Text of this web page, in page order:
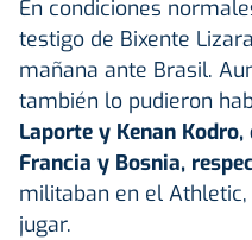
En condiciones
testigo de Bixente
mañana ante Brasil.
también lo pudieron
Laporte y Kenan
Francia y Bosnia,
militaban en el
jugar.